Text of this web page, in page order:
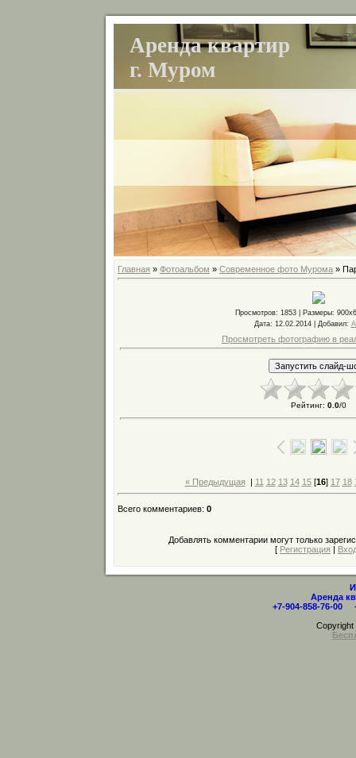
Аренда квартир
г. Муром
Главная » Фотоальбом » Современное фото Мурома »
Просмотров: 1853 | Размеры:
Дата: 12.02.2014 | Добавил:
Просмотреть фотографию в
Рейтинг: 0.0/0
« Предыдущая | 11 12 13 14 15[16] 17 18
Всего комментариев: 0
Добавлять комментарии могут только
[ Регистрация
Аренда
+7-904-858-76-00